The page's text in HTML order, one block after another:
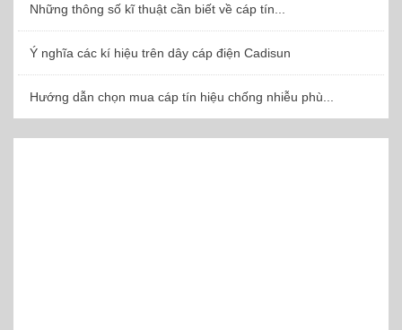
Những thông số kĩ thuật cần biết về cáp tín...
Ý nghĩa các kí hiệu trên dây cáp điện Cadisun
Hướng dẫn chọn mua cáp tín hiệu chống nhiễu phù...